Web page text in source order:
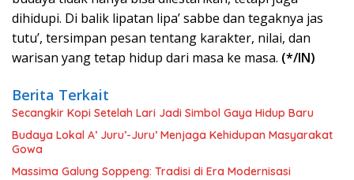
dihidupi. Di balik lipatan lipa’ sabbe dan tegaknya jas
tutu’, tersimpan pesan tentang karakter, nilai, dan
warisan yang tetap hidup dari masa ke masa. (*/IN)
Berita Terkait
Secangkir Kopi Setelah Lari Jadi Simbol Gaya Hidup Baru
Budaya Lokal A’ Juru’-Juru’ Menjaga Kehidupan Masyarakat
Gowa
Massima Galung Soppeng: Tradisi di Era Modernisasi